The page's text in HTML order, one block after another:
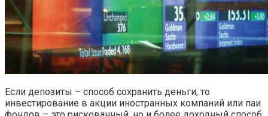
Если депозиты – способ сохранить деньги, то
инвестирование в акции иностранных компаний или паи